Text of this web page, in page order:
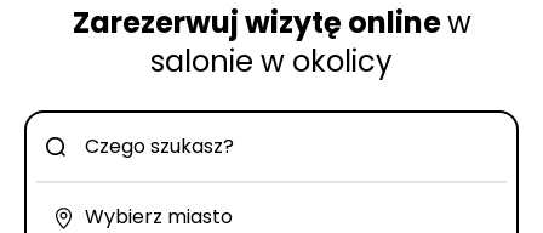
Zarezerwuj wizytę onlinew
salonie w okolicy